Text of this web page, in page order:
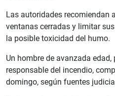
Las autoridades recomiendan
ventanas cerradas y limitar
la posible toxicidad del humo.
Un hombre de avanzada
responsable del incendio,
domingo, según fuentes